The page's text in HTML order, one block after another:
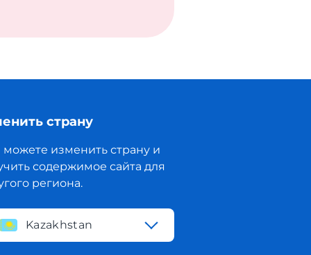
страну
изменить страну и
содержимое сайта для
региона.
Kazakhstan